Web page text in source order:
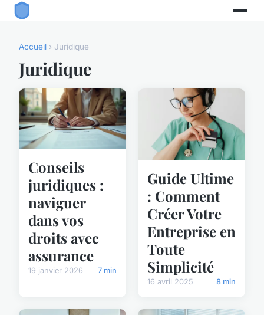
Accueil › Juridique
Juridique
Conseils
juridiques :
naviguer
dans vos
droits avec
assurance
19 janvier 2026 7 min
Guide Ultime
: Comment
Créer Votre
Entreprise en
Toute
Simplicité
16 avril 2025 8 min